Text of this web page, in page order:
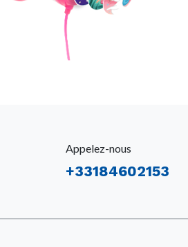
Appelez-nous
+33184602153